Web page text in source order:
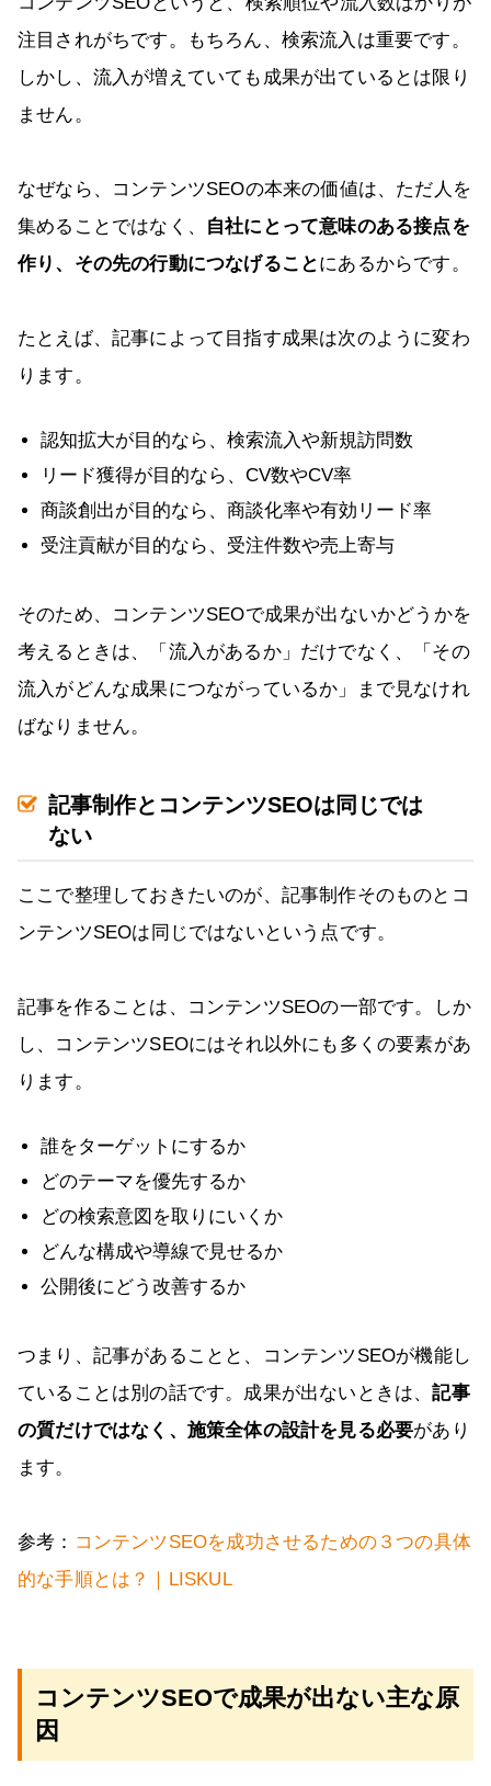
注目されがちです。もちろん、検索流入は重要です。
しかし、流入が増えていても成果が出ているとは限り
ません。
なぜなら、コンテンツSEOの本来の価値は、ただ人を
集めることではなく、
自社にとって意味のある接点を
作り、その先の行動につなげることにあるからです。
たとえば、記事によって目指す成果は次のように変わ
ります。
認知拡大が目的なら、検索流入や新規訪問数
リード獲得が目的なら、CV数やCV率
商談創出が目的なら、商談化率や有効リード率
受注貢献が目的なら、受注件数や売上寄与
そのため、コンテンツSEOで成果が出ないかどうかを
考えるときは、「流入があるか」だけでなく、「その
流入がどんな成果につながっているか」まで見なけれ
ばなりません。
記事制作とコンテンツSEOは同じでは
ない
ここで整理しておきたいのが、記事制作そのものとコ
ンテンツSEOは同じではないという点です。
記事を作ることは、コンテンツSEOの一部です。しか
し、コンテンツSEOにはそれ以外にも多くの要素があ
ります。
誰をターゲットにするか
どのテーマを優先するか
どの検索意図を取りにいくか
どんな構成や導線で見せるか
公開後にどう改善するか
つまり、記事があることと、コンテンツSEOが機能し
ていることは別の話です。成果が出ないときは、記事
の質だけではなく、施策全体の設計を見る必要があり
ます。
参考： コンテンツSEOを成功させるための３つの具体
的な手順とは？｜LISKUL
コンテンツSEOで成果が出ない主な原
因